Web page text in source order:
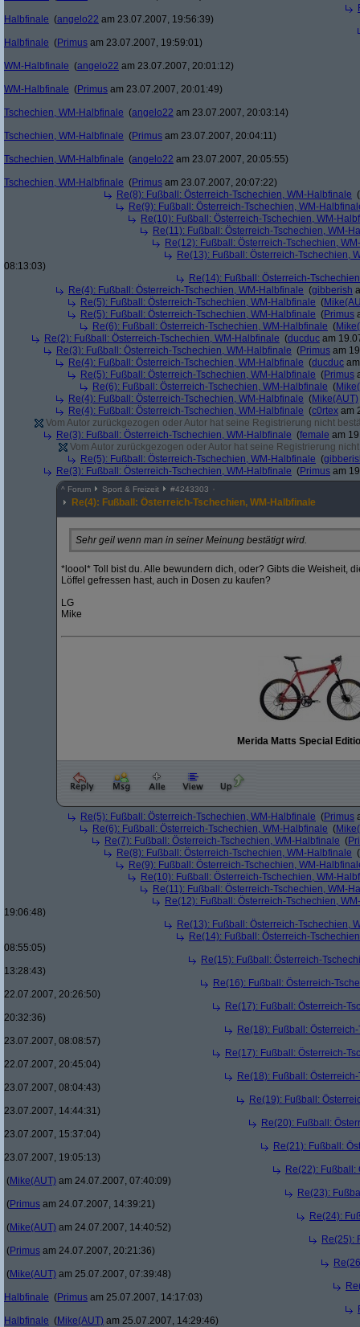
Halbfinale (angelo22 am 23.07.2007, 19:56:39)
Halbfinale (Primus am 23.07.2007, 19:59:01)
WM-Halbfinale (angelo22 am 23.07.2007, 20:01:12)
WM-Halbfinale (Primus am 23.07.2007, 20:01:49)
Tschechien, WM-Halbfinale (angelo22 am 23.07.2007, 20:03:14)
Tschechien, WM-Halbfinale (Primus am 23.07.2007, 20:04:11)
Tschechien, WM-Halbfinale (angelo22 am 23.07.2007, 20:05:55)
Tschechien, WM-Halbfinale (Primus am 23.07.2007, 20:07:22)
Re(8): Fußball: Österreich-Tschechien, WM-Halbfinale (
Re(9): Fußball: Österreich-Tschechien, WM-
Re(10): Fußball: Österreich-Tschechien, WM-
Re(11): Fußball: Österreich-Tschechien, WM-
Re(12): Fußball: Österreich-Tschechien,
Re(13): Fußball: Österreich-Tschechien,
08:13:03)
Re(14): Fußball: Österreich-
Re(4): Fußball: Österreich-Tschechien, WM-Halbfinale (gibberish
Re(5): Fußball: Österreich-Tschechien, WM-Halbfinale (
Re(5): Fußball: Österreich-Tschechien, WM-Halbfinale (Primus
Re(6): Fußball: Österreich-Tschechien, WM-Halbfinale (
Re(2): Fußball: Österreich-Tschechien, WM-Halbfinale (ducduc am
Re(3): Fußball: Österreich-Tschechien, WM-Halbfinale (Primus am
Re(4): Fußball: Österreich-Tschechien, WM-Halbfinale (ducduc
Re(5): Fußball: Österreich-Tschechien, WM-Halbfinale (Primus
Re(6): Fußball: Österreich-Tschechien, WM-Halbfinale (
Re(4): Fußball: Österreich-Tschechien, WM-Halbfinale (Mike(AUT)
Re(4): Fußball: Österreich-Tschechien, WM-Halbfinale (c0rtex am
Vom Autor zurückgezogen oder Autor hat seine Registrierung nicht
Re(3): Fußball: Österreich-Tschechien, WM-Halbfinale (female am
Vom Autor zurückgezogen oder Autor hat seine Registrierung
Re(5): Fußball: Österreich-Tschechien, WM-Halbfinale (
Re(3): Fußball: Österreich-Tschechien, WM-Halbfinale (Primus am
^ Forum Sport & Freizeit #4243303
Re(4): Fußball: Österreich-Tschechien, WM-Halbfinale
Sehr geil wenn man in seiner Meinung bestätigt wird.
*loool* Toll bist du. Alle bewundern dich, oder? Gibts die Weisheit,
Löffel gefressen hast, auch in Dosen zu kaufen?
LG
Mike
Merida Matts Special
Re(5): Fußball: Österreich-Tschechien, WM-Halbfinale (Primus
Re(6): Fußball: Österreich-Tschechien, WM-Halbfinale (
Re(7): Fußball: Österreich-Tschechien, WM-Halbfinale (
Re(8): Fußball: Österreich-Tschechien, WM-Halbfinale (
Re(9): Fußball: Österreich-Tschechien, WM-
Re(10): Fußball: Österreich-Tschechien, WM-
Re(11): Fußball: Österreich-Tschechien, WM-
Re(12): Fußball: Österreich-Tschechien,
19:06:48)
Re(13): Fußball: Österreich-Tschechien,
Re(14): Fußball: Österreich-
08:55:05)
Re(15): Fußball: Österreich-
13:28:43)
Re(16): Fußball: Österreich-
22.07.2007, 20:26:50)
Re(17): Fußball: Österreich-
20:32:36)
Re(18): Fußball:
23.07.2007, 08:08:57)
Re(17): Fußball: Österreich-
22.07.2007, 20:45:04)
Re(18): Fußball:
23.07.2007, 08:04:43)
Re(19): Fußball:
23.07.2007, 14:44:31)
Re(20): Fußball:
23.07.2007, 15:37:04)
Re(21): Fußball:
23.07.2007, 19:05:13)
Re(22): Fußball:
(Mike(AUT) am 24.07.2007, 07:40:09)
Re(23):
(Primus am 24.07.2007, 14:39:21)
Re(24):
(Mike(AUT) am 24.07.2007, 14:40:52)
Re(25):
(Primus am 24.07.2007, 20:21:36)
(Mike(AUT) am 25.07.2007, 07:39:48)
Halbfinale (Primus am 25.07.2007, 14:17:03)
Halbfinale (Mike(AUT) am 25.07.2007, 14:29:46)